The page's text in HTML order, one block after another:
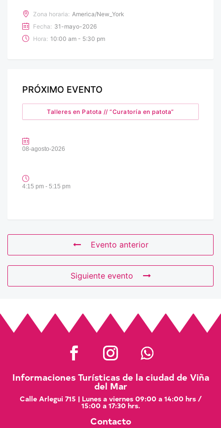
Zona horaria: America/New_York
Fecha: 31-mayo-2026
Hora: 10:00 am - 5:30 pm
PRÓXIMO EVENTO
Talleres en Patota // “Curatoría en patota”
08-agosto-2026
4:15 pm - 5:15 pm
Evento anterior
Siguiente evento
Informaciones Turísticas de la ciudad de Viña
del Mar
Calle Arlegui 715 | Lunes a viernes 09:00 a 14:00 hrs /
15:00 a 17:30 hrs.
Contacto